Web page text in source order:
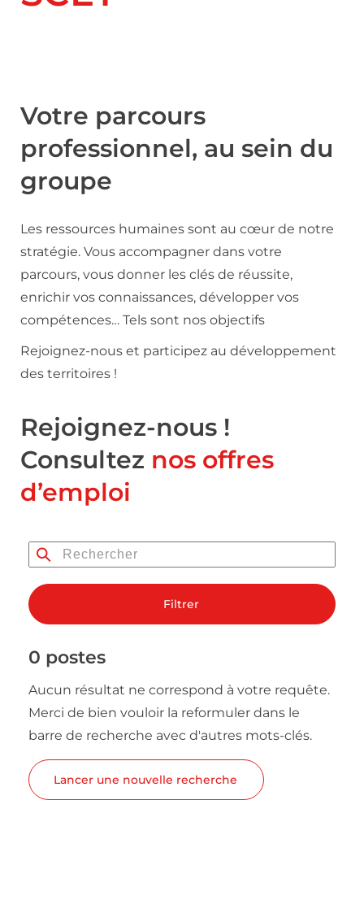
Votre parcours
professionnel, au sein du
groupe
Les ressources humaines sont au cœur de notre
stratégie. Vous accompagner dans votre
parcours, vous donner les clés de réussite,
enrichir vos connaissances, développer vos
compétences… Tels sont nos objectifs
Rejoignez-nous et participez au développement
des territoires !
Rejoignez-nous !
Consultez nos offres
d’emploi
Filtrer
0 postes
Aucun résultat ne correspond à votre requête.
Merci de bien vouloir la reformuler dans le
barre de recherche avec d'autres mots-clés.
Lancer une nouvelle recherche